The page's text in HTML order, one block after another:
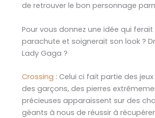
de retrouver le bon personnage
Pour vous donnez une idée qui
parachute et soignerait son look ?
Lady Gaga ?
Crossing : Celui ci fait partie des
des garçons, des pierres
précieuses apparaissent sur des
géants à nous de réussir à